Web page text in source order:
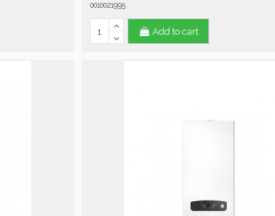
0010021995
Add to cart